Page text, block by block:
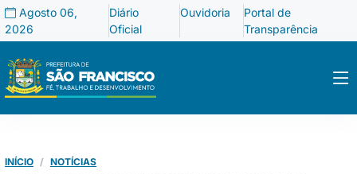
Agosto 06,
2026
Diário
Oficial
Ouvidoria
Portal de
Transparência
INÍCIO
NOTÍCIAS